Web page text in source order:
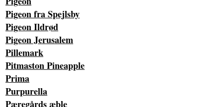
Pigeon fra Spejlsby
Pigeon Ildrød
Pigeon Jerusalem
Pillemark
Pitmaston Pineapple
Prima
Purpurella
Pæregårds æble